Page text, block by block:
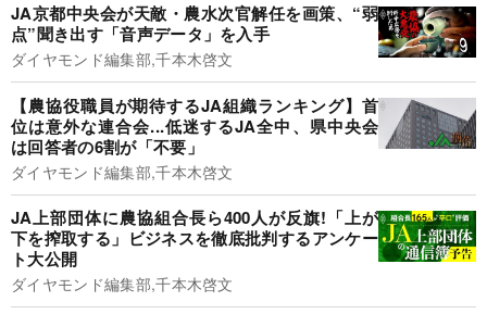
JA京都中央会が天敵・農水次官解任を画策、“弱
点”聞き出す「音声データ」を入手
ダイヤモンド編集部,千本木啓文
【農協役職員が期待するJA組織ランキング】首
位は意外な連合会...低迷するJA全中、県中央会
は回答者の6割が「不要」
ダイヤモンド編集部,千本木啓文
JA上部団体に農協組合長ら400人が反旗!「上が
下を搾取する」ビジネスを徹底批判するアンケー
ト大公開
ダイヤモンド編集部,千本木啓文